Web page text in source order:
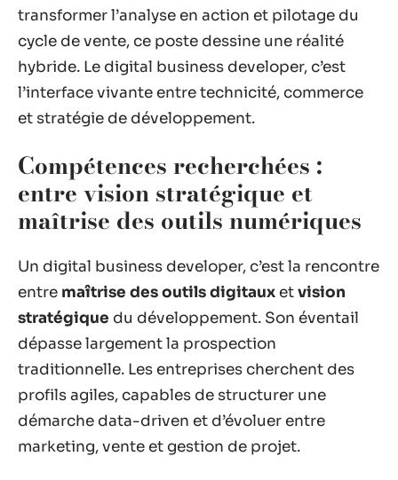
transformer l’analyse en action et pilotage du
cycle de vente, ce poste dessine une réalité
hybride. Le digital business developer, c’est
l’interface vivante entre technicité, commerce
et stratégie de développement.
Compétences recherchées :
entre vision stratégique et
maîtrise des outils numériques
Un digital business developer, c’est la rencontre
entre maîtrise des outils digitaux etvision
stratégique du développement. Son éventail
dépasse largement la prospection
traditionnelle. Les entreprises cherchent des
profils agiles, capables de structurer une
démarche data-driven et d’évoluer entre
marketing, vente et gestion de projet.